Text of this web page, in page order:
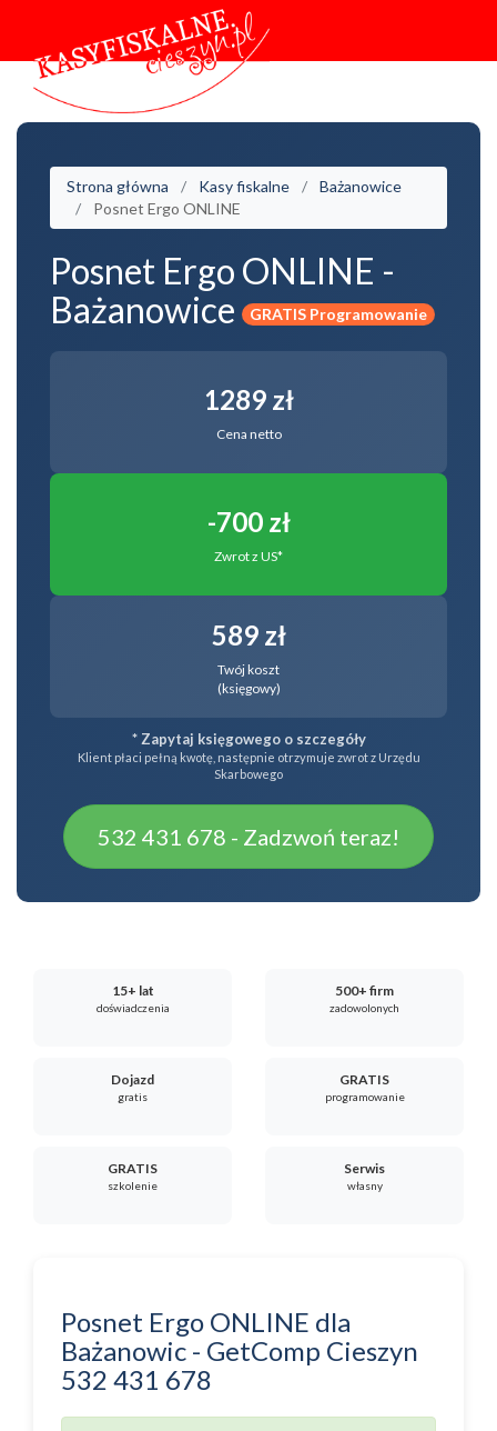
Strona główna Kasy fiskalne
Bażanowice
Posnet Ergo ONLINE
Posnet Ergo ONLINE -
Bażanowice
GRATIS Programowanie
1289 zł
Cena netto
-700 zł
Zwrot z US*
589 zł
Twój koszt
(księgowy)
* Zapytaj księgowego o szczegóły
Klient płaci pełną kwotę, następnie otrzymuje zwrot z Urzędu
Skarbowego
532 431 678 - Zadzwoń teraz!
15+ lat
doświadczenia
500+ firm
zadowolonych
Dojazd
gratis
GRATIS
programowanie
GRATIS
szkolenie
Serwis
własny
Posnet Ergo ONLINE dla
Bażanowic - GetComp Cieszyn
532 431 678